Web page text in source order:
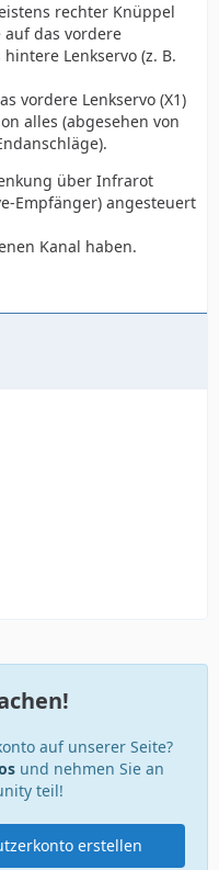
rechter Knüppel
das vordere
Lenkservo (z. B.
vordere Lenkservo (X1)
alles (abgesehen von
über Infrarot
Empfänger) angesteuert
Kanal haben.
auf unserer Seite?
und nehmen Sie an
teil!
erstellen